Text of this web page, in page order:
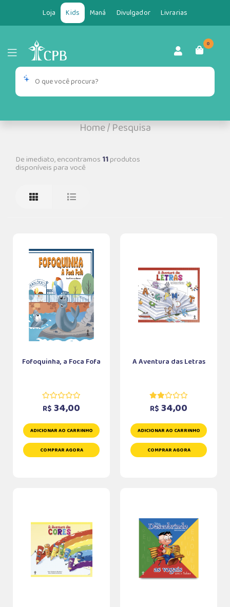
Loja Kids Maná Divulgador Livrarias
0
Home/Pesquisa
De imediato, encontramos 11produtos
disponíveis para você
Fofoquinha, a Foca Fofa
R$ 34,00
ADICIONAR AO CARRINHO
COMPRAR AGORA
A Aventura das Letras
R$ 34,00
ADICIONAR AO CARRINHO
COMPRAR AGORA